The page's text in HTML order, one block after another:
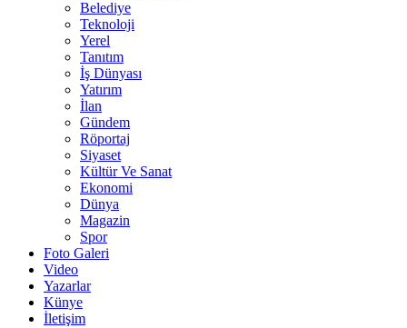
Belediye
Teknoloji
Yerel
Tanıtım
İş Dünyası
Yatırım
İlan
Gündem
Röportaj
Siyaset
Kültür Ve Sanat
Ekonomi
Dünya
Magazin
Spor
Foto Galeri
Video
Yazarlar
Künye
İletişim